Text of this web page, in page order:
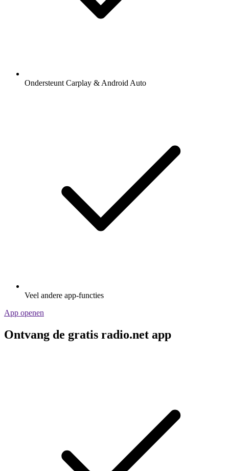
Ondersteunt Carplay & Android Auto
Veel andere app-functies
App openen
Ontvang de gratis radio.net app